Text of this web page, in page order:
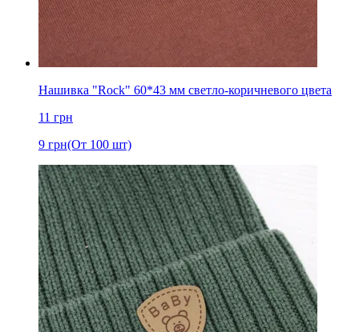
Нашивка "Rock" 60*43 мм светло-коричневого цвета
11 грн
9 грн(От 100 шт)